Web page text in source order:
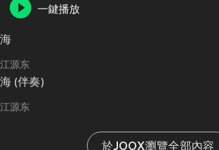
一鍵播放
海
江源东
海 (伴奏)
江源东
於JOOX瀏覽全部內容